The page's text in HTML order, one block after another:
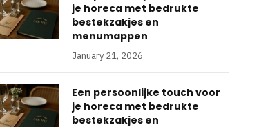
je horeca met bedrukte
bestekzakjes en
menumappen
January 21, 2026
Een persoonlijke touch voor
je horeca met bedrukte
bestekzakjes en